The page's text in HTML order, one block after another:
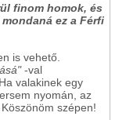
finom homok, és
ez a Férfi
is vehető.
-val
valakinek egy
nyomán, az
szépen!